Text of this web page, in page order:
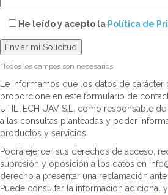
He leído y acepto la Política de
*Todos los campos son necesarios
Le informamos que los datos de
proporcione en este formulario de
UTILTECH UAV S.L. como responsable
a las consultas planteadas y poder
productos y servicios.
Podrá ejercer sus derechos de acceso,
supresión y oposición a los datos en
derecho a presentar una reclamación
Puede consultar la información adicional